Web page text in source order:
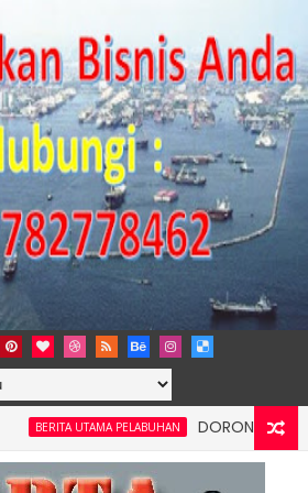
UTAMA PELABUHAN
DORONG
IPC TPK Siap Operasikan Alat